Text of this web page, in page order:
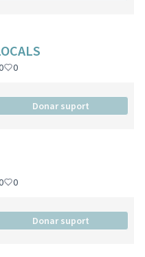
0
Donar suport
0
Donar suport